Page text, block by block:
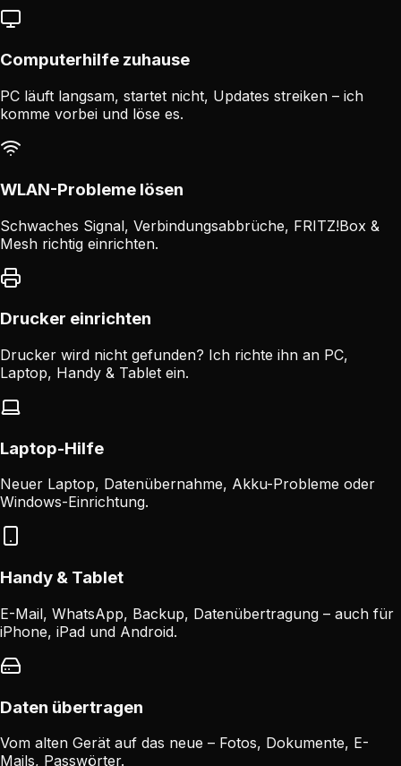
Computerhilfe zuhause
PC läuft langsam, startet nicht, Updates streiken – ich
komme vorbei und löse es.
WLAN-Probleme lösen
Schwaches Signal, Verbindungsabbrüche, FRITZ!Box &
Mesh richtig einrichten.
Drucker einrichten
Drucker wird nicht gefunden? Ich richte ihn an PC,
Laptop, Handy & Tablet ein.
Laptop-Hilfe
Neuer Laptop, Datenübernahme, Akku-Probleme oder
Windows-Einrichtung.
Handy & Tablet
E-Mail, WhatsApp, Backup, Datenübertragung – auch für
iPhone, iPad und Android.
Daten übertragen
Vom alten Gerät auf das neue – Fotos, Dokumente, E-
Mails, Passwörter.